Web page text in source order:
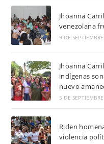
Jhoanna
venezolana
9 DE
Jhoanna
indígenas
nuevo
5 DE
Riden
violencia